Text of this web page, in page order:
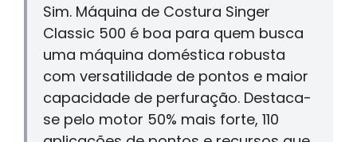
Sim. Máquina de Costura Singer
Classic 500 é boa para quem busca
uma máquina doméstica robusta
com versatilidade de pontos e maior
capacidade de perfuração. Destaca-
se pelo motor 50% mais forte, 110